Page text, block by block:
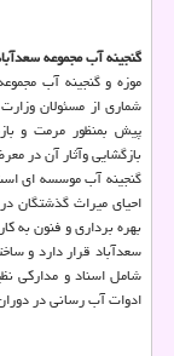
گنجینه آب مجموعه
موزه و گنجینه آب
پیش بمنظور مرمت و
بازگشایی وآثار آن در
گنجینه آب موسسه ای
احیای میراث گذشتگان
بهره برداری و فنون به
سعدآباد قرار دارد و
شامل اسناد و مدارکی
ادوات آب رسانی در